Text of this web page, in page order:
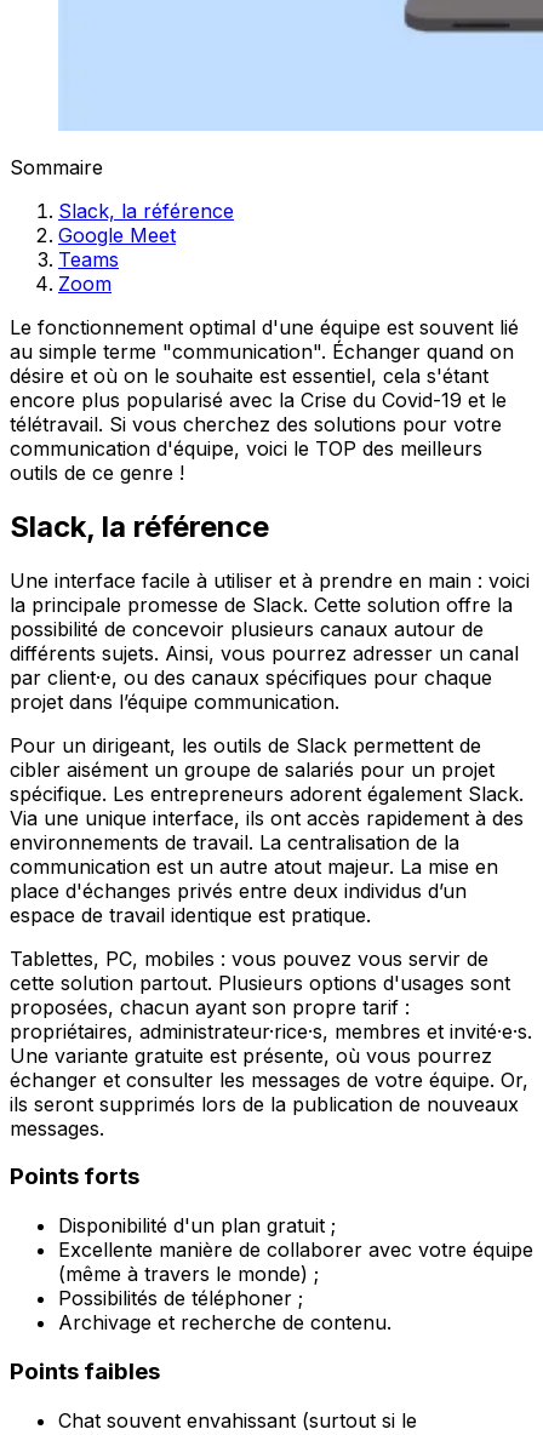
Sommaire
Slack, la référence
Google Meet
Teams
Zoom
Le fonctionnement optimal d'une équipe est souvent lié
au simple terme "communication". Échanger quand on
désire et où on le souhaite est essentiel, cela s'étant
encore plus popularisé avec la Crise du Covid-19 et le
télétravail. Si vous cherchez des solutions pour votre
communication d'équipe, voici le TOP des meilleurs
outils de ce genre !
Slack, la référence
Une interface facile à utiliser et à prendre en main : voici
la principale promesse de Slack. Cette solution offre la
possibilité de concevoir plusieurs canaux autour de
différents sujets. Ainsi, vous pourrez adresser un canal
par client·e, ou des canaux spécifiques pour chaque
projet dans l’équipe communication.
Pour un dirigeant, les outils de Slack permettent de
cibler aisément un groupe de salariés pour un projet
spécifique. Les entrepreneurs adorent également Slack.
Via une unique interface, ils ont accès rapidement à des
environnements de travail. La centralisation de la
communication est un autre atout majeur. La mise en
place d'échanges privés entre deux individus d’un
espace de travail identique est pratique.
Tablettes, PC, mobiles : vous pouvez vous servir de
cette solution partout. Plusieurs options d'usages sont
proposées, chacun ayant son propre tarif :
propriétaires, administrateur·rice·s, membres et invité·e·s.
Une variante gratuite est présente, où vous pourrez
échanger et consulter les messages de votre équipe. Or,
ils seront supprimés lors de la publication de nouveaux
messages.
Points forts
Disponibilité d'un plan gratuit ;
Excellente manière de collaborer avec votre équipe
(même à travers le monde) ;
Possibilités de téléphoner ;
Archivage et recherche de contenu.
Points faibles
Chat souvent envahissant (surtout si le